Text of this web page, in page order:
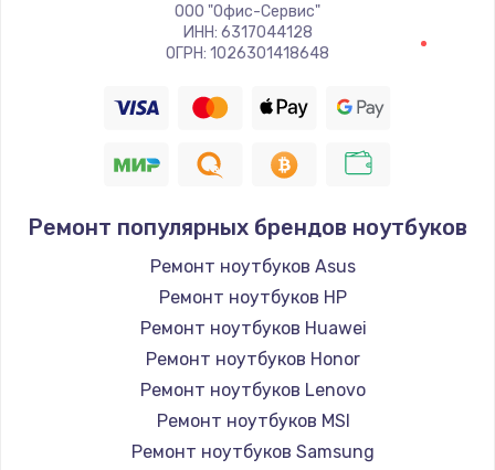
ООО "Офис-Сервис"
ИНН: 6317044128
ОГРН: 1026301418648
Ремонт популярных брендов ноутбуков
Ремонт ноутбуков Asus
Ремонт ноутбуков HP
Ремонт ноутбуков Huawei
Ремонт ноутбуков Honor
Ремонт ноутбуков Lenovo
Ремонт ноутбуков MSI
Ремонт ноутбуков Samsung